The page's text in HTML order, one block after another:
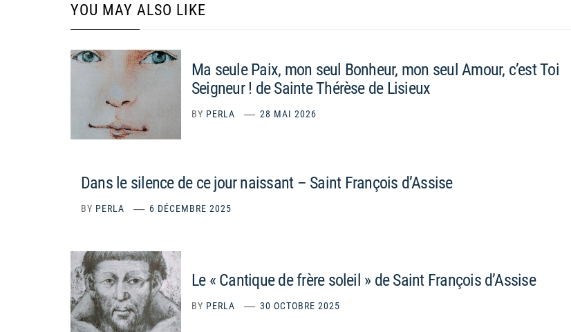
YOU MAY ALSO LIKE
Ma seule Paix, mon seul Bonheur, mon seul Amour, c’est Toi
Seigneur ! de Sainte Thérèse de Lisieux
BY PERLA 28 MAI 2026
Dans le silence de ce jour naissant – Saint François d’Assise
BY PERLA 6 DÉCEMBRE 2025
Le « Cantique de frère soleil » de Saint François d’Assise
BY PERLA 30 OCTOBRE 2025